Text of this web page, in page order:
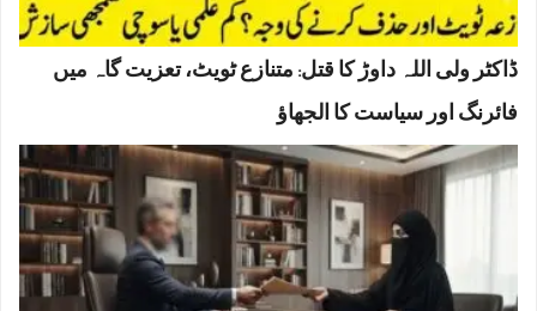
ڈاکٹر ولی اللہ داوڑ کا قتل: متنازع ٹویٹ، تعزیت گاہ میں
فائرنگ اور سیاست کا الجھاؤ